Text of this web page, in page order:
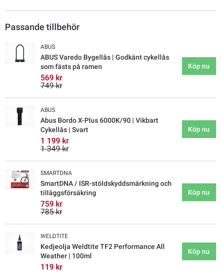
Passande tillbehör
ABUS
ABUS Varedo Bygellås | Godkänt cykellås
som fästs på ramen
569 kr
749 kr
Köp nu
ABUS
Abus Bordo X-Plus 6000K/90 | Vikbart
Cykellås | Svart
1 199 kr
1 349 kr
Köp nu
SMARTDNA
SmartDNA / ISR-stöldskyddsmärkning och
tilläggsförsäkring
759 kr
785 kr
Köp nu
WELDTITE
Kedjeolja Weldtite TF2 Performance All
Weather | 100ml
119 kr
Köp nu